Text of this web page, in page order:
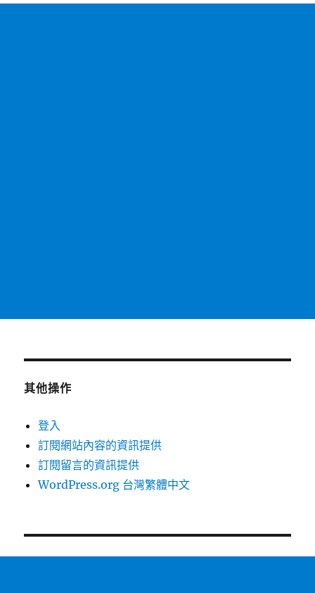
其他操作
登入
訂閱網站內容的資訊提供
訂閱留言的資訊提供
WordPress.org 台灣繁體中文